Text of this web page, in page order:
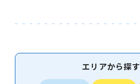
エリアから探す